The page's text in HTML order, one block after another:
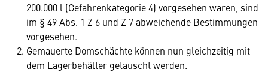
200.000 l (Gefahrenkategorie 4) vorgesehen waren, sind
im § 49 Abs. 1 Z 6 und Z 7 abweichende Bestimmungen
vorgesehen.
Gemauerte Domschächte können nun gleichzeitig mit
dem Lagerbehälter getauscht werden.